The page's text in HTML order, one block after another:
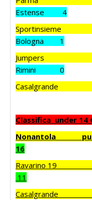
Estense 4
Bologna 1
Rimini 0
Classifica under 14
Nonantola
16
Ravarino
11